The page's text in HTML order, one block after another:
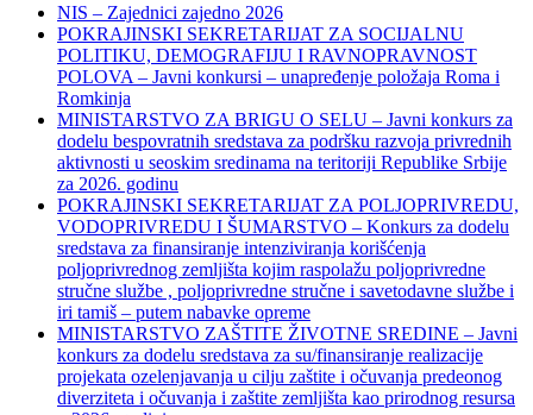
NIS – Zajednici zajedno 2026
POKRAJINSKI SEKRETARIJAT ZA SOCIJALNU
POLITIKU, DEMOGRAFIJU I RAVNOPRAVNOST
POLOVA – Javni konkursi – unapređenje položaja Roma i
Romkinja
MINISTARSTVO ZA BRIGU O SELU – Javni konkurs za
dodelu bespovratnih sredstava za podršku razvoja privrednih
aktivnosti u seoskim sredinama na teritoriji Republike Srbije
za 2026. godinu
POKRAJINSKI SEKRETARIJAT ZA POLJOPRIVREDU,
VODOPRIVREDU I ŠUMARSTVO – Konkurs za dodelu
sredstava za finansiranje intenziviranja korišćenja
poljoprivrednog zemljišta kojim raspolažu poljoprivredne
stručne službe , poljoprivredne stručne i savetodavne službe i
iri tamiš ‒ putem nabavke opreme
MINISTARSTVO ZAŠTITE ŽIVOTNE SREDINE – Javni
konkurs za dodelu sredstava za su/finansiranje realizacije
projekata ozelenjavanja u cilju zaštite i očuvanja predeonog
diverziteta i očuvanja i zaštite zemljišta kao prirodnog resursa